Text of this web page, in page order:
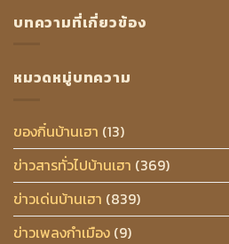
บทความที่เกี่ยวข้อง
หมวดหมู่บทความ
ของกิ๋นบ้านเฮา (13)
ข่าวสารทั่วไปบ้านเฮา (369)
ข่าวเด่นบ้านเฮา (839)
ข่าวเพลงกำเมือง (9)